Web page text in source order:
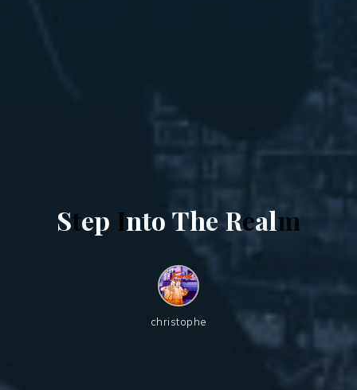
Step Into The Realm
christophe